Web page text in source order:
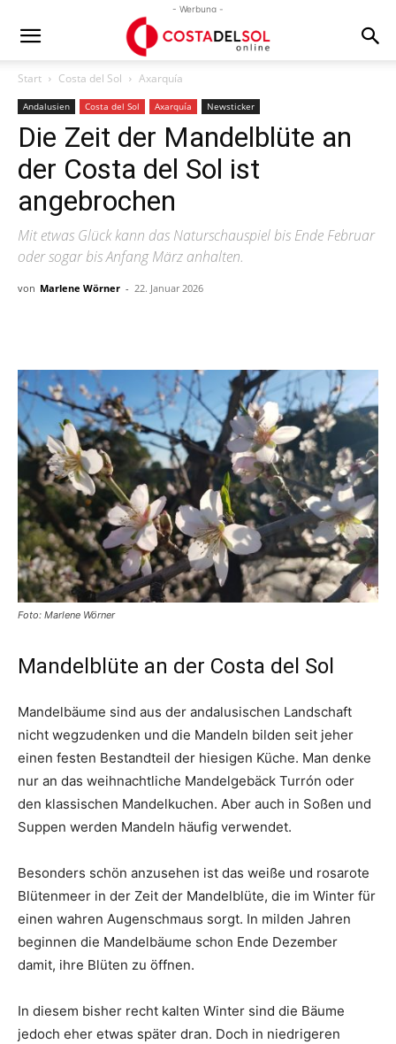
- Werbung -
Start Costa del Sol Axarquía
Andalusien Costa del Sol Axarquía Newsticker
Die Zeit der Mandelblüte an
der Costa del Sol ist
angebrochen
Mit etwas Glück kann das Naturschauspiel bis Ende Februar
oder sogar bis Anfang März anhalten.
von Marlene Wörner - 22. Januar 2026
Foto: Marlene Wörner
Mandelblüte an der Costa del Sol
Mandelbäume sind aus der andalusischen Landschaft
nicht wegzudenken und die Mandeln bilden seit jeher
einen festen Bestandteil der hiesigen Küche. Man denke
nur an das weihnachtliche Mandelgebäck Turrón oder
den klassischen Mandelkuchen. Aber auch in Soßen und
Suppen werden Mandeln häufig verwendet.
Besonders schön anzusehen ist das weiße und rosarote
Blütenmeer in der Zeit der Mandelblüte, die im Winter für
einen wahren Augenschmaus sorgt. In milden Jahren
beginnen die Mandelbäume schon Ende Dezember
damit, ihre Blüten zu öffnen.
In diesem bisher recht kalten Winter sind die Bäume
jedoch eher etwas später dran. Doch in niedrigeren